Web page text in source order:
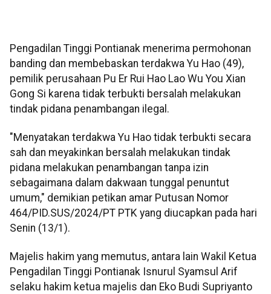
Pengadilan Tinggi Pontianak menerima permohonan
banding dan membebaskan terdakwa Yu Hao (49),
pemilik perusahaan Pu Er Rui Hao Lao Wu You Xian
Gong Si karena tidak terbukti bersalah melakukan
tindak pidana penambangan ilegal.
"Menyatakan terdakwa Yu Hao tidak terbukti secara
sah dan meyakinkan bersalah melakukan tindak
pidana melakukan penambangan tanpa izin
sebagaimana dalam dakwaan tunggal penuntut
umum," demikian petikan amar Putusan Nomor
464/PID.SUS/2024/PT PTK yang diucapkan pada hari
Senin (13/1).
Majelis hakim yang memutus, antara lain Wakil Ketua
Pengadilan Tinggi Pontianak Isnurul Syamsul Arif
selaku hakim ketua majelis dan Eko Budi Supriyanto